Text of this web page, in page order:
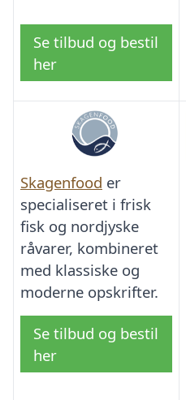
Se tilbud og bestil
her
Skagenfood er
specialiseret i frisk
fisk og nordjyske
råvarer, kombineret
med klassiske og
moderne opskrifter.
Se tilbud og bestil
her